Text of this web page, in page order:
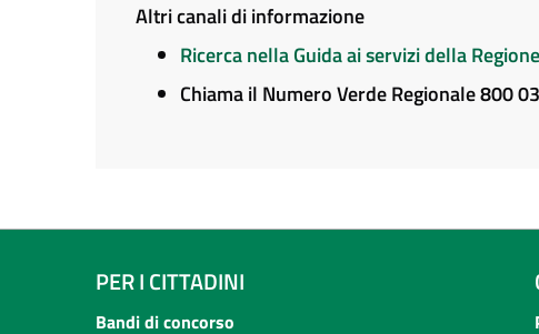
Altri canali di informazione
Ricerca nella Guida ai servizi della
Chiama il Numero Verde Regionale 800
PER I CITTADINI
Bandi di concorso